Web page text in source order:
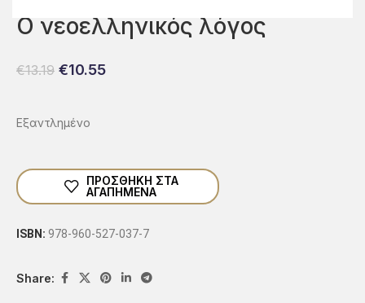
Ο νεοελληνικός λόγος
€13.19 €10.55
Εξαντλημένο
ΠΡΟΣΘΗΚΗ ΣΤΑ
ΑΓΑΠΗΜΕΝΑ
ISBN: 978-960-527-037-7
Share: